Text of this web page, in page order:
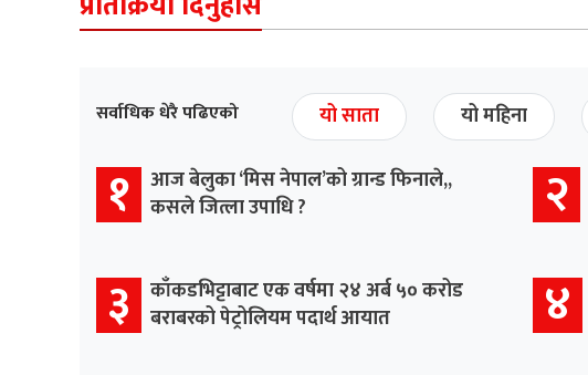
सर्वाधिक धेरै पढिएको यो साता यो महिना
१
आज बेलुका ‘मिस नेपाल’को ग्रान्ड फिनाले,,
कसले जित्ला उपाधि ?
२
३
काँकडभिट्टाबाट एक वर्षमा २४ अर्ब ५० करोड
बराबरको पेट्रोलियम पदार्थ आयात
४